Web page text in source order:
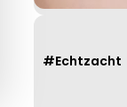
#Echtzacht